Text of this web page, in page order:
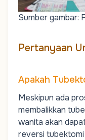
Sumber gambar:
Pertanyaan
Apakah
Meskipun ada
membalikkan
wanita akan
reversi